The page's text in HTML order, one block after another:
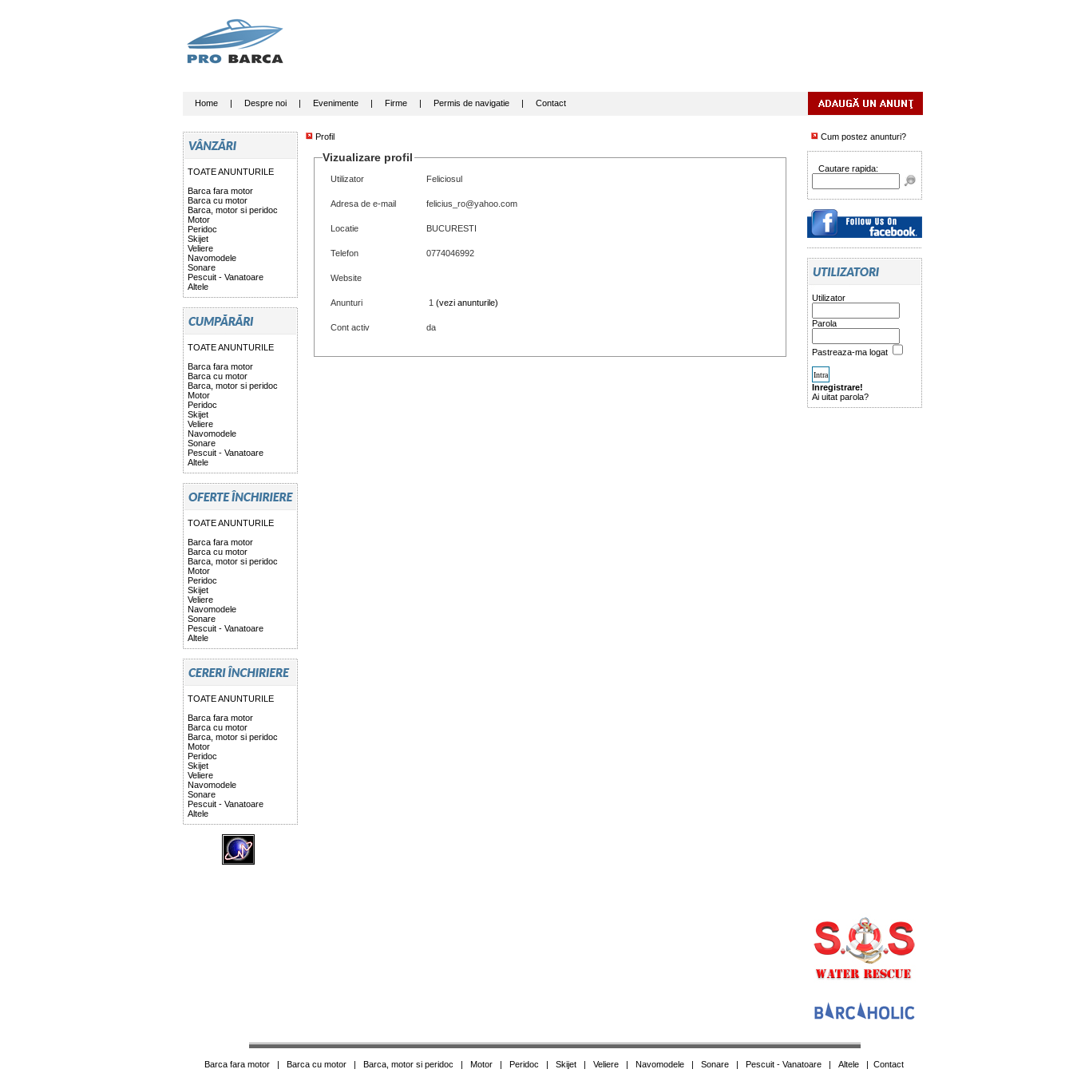
Home| Despre noi| Evenimente| Firme| Permis de navigatie| Contact
TOATE ANUNTURILE
Barca fara motor
Barca cu motor
Barca, motor si peridoc
Motor
Peridoc
Skijet
Veliere
Navomodele
Sonare
Pescuit - Vanatoare
Altele
TOATE ANUNTURILE
Barca fara motor
Barca cu motor
Barca, motor si peridoc
Motor
Peridoc
Skijet
Veliere
Navomodele
Sonare
Pescuit - Vanatoare
Altele
TOATE ANUNTURILE
Barca fara motor
Barca cu motor
Barca, motor si peridoc
Motor
Peridoc
Skijet
Veliere
Navomodele
Sonare
Pescuit - Vanatoare
Altele
TOATE ANUNTURILE
Barca fara motor
Barca cu motor
Barca, motor si peridoc
Motor
Peridoc
Skijet
Veliere
Navomodele
Sonare
Pescuit - Vanatoare
Altele
Profil
Vizualizare profil
Utilizator Feliciosul
Adresa de e-mail felicius_ro@yahoo.com
Locatie BUCURESTI
Telefon 0774046992
Website
Anunturi 1 (vezi anunturile)
Cont activ da
Cum postez anunturi?
Cautare rapida:
Utilizator
Parola
Pastreaza-ma logat
Inregistrare!
Ai uitat parola?
Barca fara motor| Barca cu motor| Barca, motor si peridoc | Motor| Peridoc | Skijet| Veliere| Navomodele| Sonare| Pescuit - Vanatoare| Altele| Contact